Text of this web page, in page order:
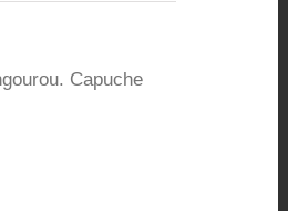
Capuche